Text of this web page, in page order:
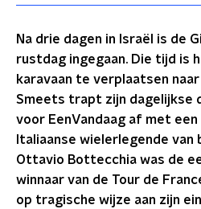
Na drie dagen in Israël is de
rustdag ingegaan. Die tijd is
karavaan te verplaatsen
Smeets trapt zijn dagelijkse
voor EenVandaag af met
Italiaanse wielerlegende van
Ottavio Bottecchia was de
winnaar van de Tour de
op tragische wijze aan zijn